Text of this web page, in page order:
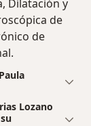
Dilatación y
de
de
Lozano